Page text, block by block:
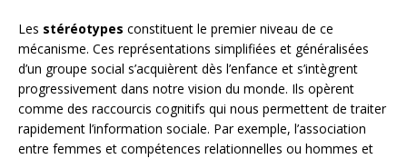
Les stéréotypes constituent le premier niveau de ce
mécanisme. Ces représentations simplifiées et généralisées
d’un groupe social s’acquièrent dès l’enfance et s’intègrent
progressivement dans notre vision du monde. Ils opèrent
comme des raccourcis cognitifs qui nous permettent de traiter
rapidement l’information sociale. Par exemple, l’association
entre femmes et compétences relationnelles ou hommes et